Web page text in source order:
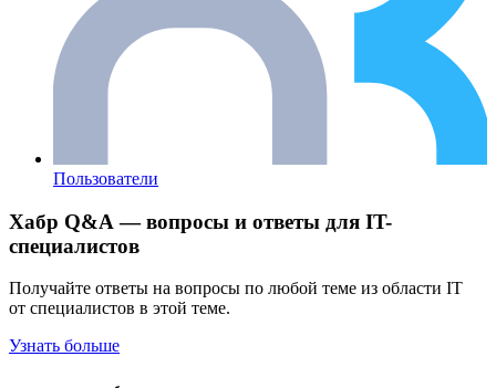
Пользователи
Хабр Q&A — вопросы и ответы для IT-
специалистов
Получайте ответы на вопросы по любой теме из области IT
от специалистов в этой теме.
Узнать больше